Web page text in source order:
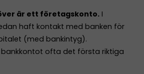
är ett företagskonto. I
haft kontakt med banken för
(med bankintyg).
bankkontot ofta det första riktiga